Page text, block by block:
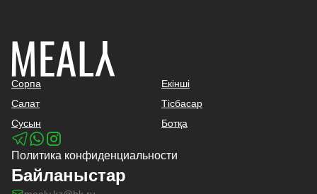
Сорпа
Екінші
Салат
Тісбасар
Сусын
Ботқа
Политика конфиденциальности
Байланыстар